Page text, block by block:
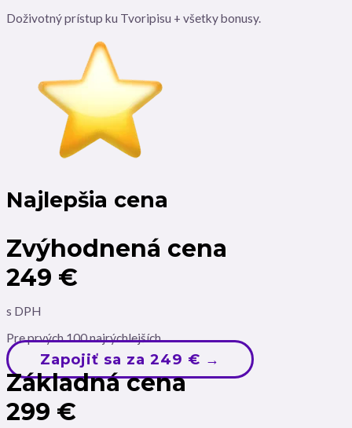
Doživotný prístup ku Tvoripisu + všetky bonusy.
Najlepšia cena
Zvýhodnená cena
249 €
s DPH
Pre prvých 100 najrýchlejších
Zapojiť sa za 249 € →
Základná cena
299 €